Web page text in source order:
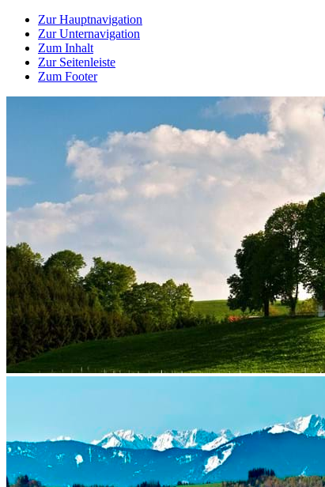
Zur Hauptnavigation
Zur Unternavigation
Zum Inhalt
Zur Seitenleiste
Zum Footer